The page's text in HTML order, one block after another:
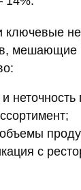
мешающие
неточность
с